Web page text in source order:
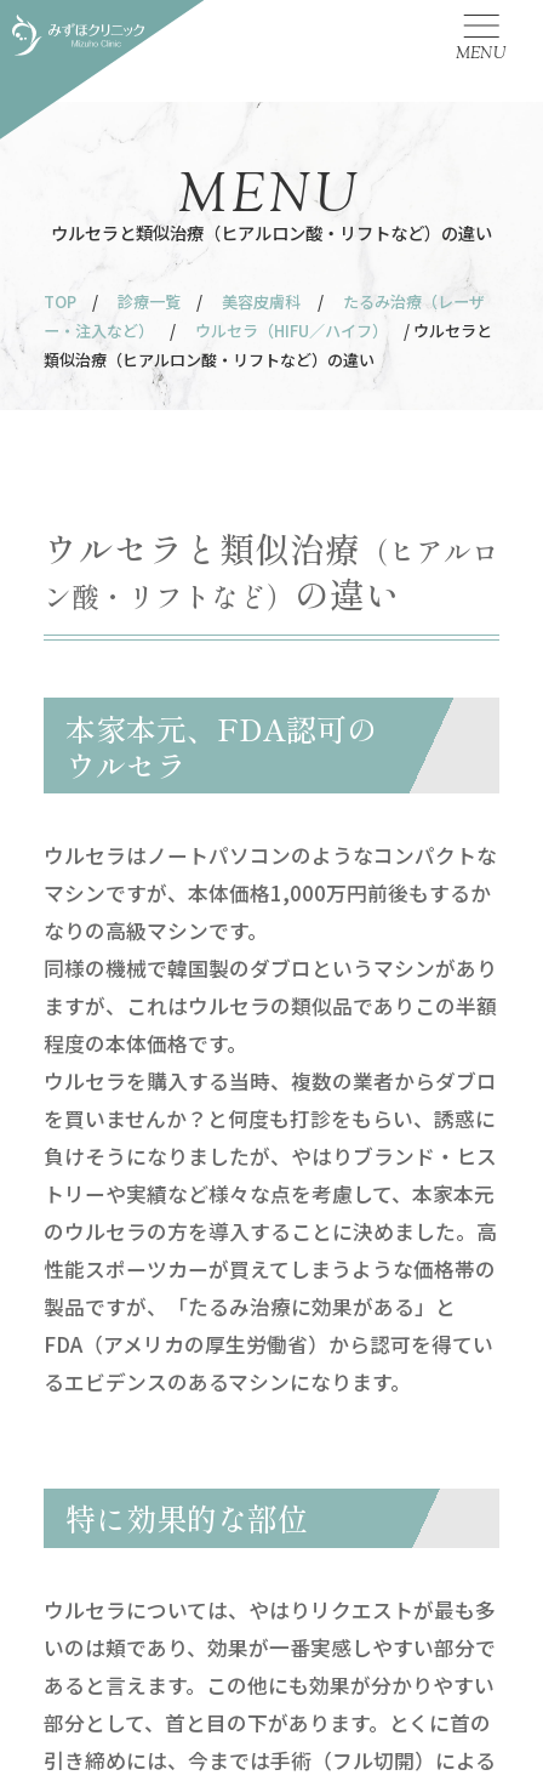
MENU
ウルセラと類似治療（ヒアルロン酸・リフトなど）の違い
MENU
TOP / 診療一覧 / 美容皮膚科 /
たるみ治療（レーザ
ー・注入など）
/ ウルセラ（HIFU／ハイフ）
/ ウルセラと
類似治療（ヒアルロン酸・リフトなど）の違い
ウルセラと類似治療 （ヒアルロ
ン酸・リフトなど） の違い
本家本元、FDA認可の
ウルセラ
ウルセラはノートパソコンのようなコンパクトな
マシンですが、本体価格1,000万円前後もするか
なりの高級マシンです。
同様の機械で韓国製のダブロというマシンがあり
ますが、これはウルセラの類似品でありこの半額
程度の本体価格です。
ウルセラを購入する当時、複数の業者からダブロ
を買いませんか？と何度も打診をもらい、誘惑に
負けそうになりましたが、やはりブランド・ヒス
トリーや実績など様々な点を考慮して、本家本元
のウルセラの方を導入することに決めました。高
性能スポーツカーが買えてしまうような価格帯の
製品ですが、「たるみ治療に効果がある」と
FDA（アメリカの厚生労働省）から認可を得てい
るエビデンスのあるマシンになります。
特に効果的な部位
ウルセラについては、やはりリクエストが最も多
いのは頬であり、効果が一番実感しやすい部分で
あると言えます。この他にも効果が分かりやすい
部分として、首と目の下があります。とくに首の
引き締めには、今までは手術（フル切開）による